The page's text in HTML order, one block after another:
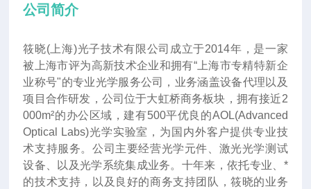
公司简介
筱晓(上海)光子技术有限公司成立于2014年 ， 是一家
被上海市评为高新技术企业和拥有“上海市专精特新企
业称号"的专业光学服务公司，业务涵盖设备代理以及
项目合作研发，公司位于大虹桥商务板块，拥有接近2
000m²的办公区域，建有500平优良的AOL(Advanced
Optical Labs)光学实验室，为国内外客户提供专业技
术支持服务。公司主要经营光学元件、激光光学测试
设备、以及光学系统集成业务。十年来 ，依托专业、*
的技术支持，以及良好的商务支持团队，筱晓的业务